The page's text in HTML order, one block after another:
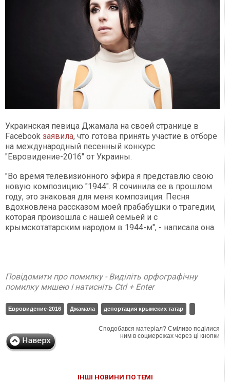
Украинская певица Джамала на своей странице в
Facebook заявила, что готова принять участие в отборе
на международный песенный конкурс
"Евровидение-2016" от Украины.
"Во время телевизионного эфира я представлю свою
новую композицию "1944". Я сочинила ее в прошлом
году, это знаковая для меня композиция. Песня
вдохновлена рассказом моей прабабушки о трагедии,
которая произошла с нашей семьей и с
крымскотатарским народом в 1944-м", - написала она.
Повідомити про помилку - Виділіть орфографічну
помилку мишею і натисніть Ctrl + Enter
Евровидение-2016 Джамала депортация крымских татар
Сподобався матеріал? Сміливо поділися
ним в соцмережах через ці кнопки
ІНШІ НОВИНИ ПО ТЕМІ